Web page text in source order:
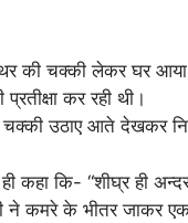
की चक्की लेकर घर
प्रतीक्षा कर रही थी।
उठाए आते देखकर
कहा कि- “शीघ्र ही
ने कमरे के भीतर जाकर एक